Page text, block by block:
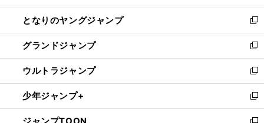
開
く
ン
ド
ウ
で
開
く
ウ
ィ
ン
ド
ウ
で
開
く
し
い
ウ
ィ
ン
ド
ウ
で
開
く
となりのヤングジャンプ
新
し
い
ウ
ィ
ン
ド
ウ
グランドジャンプ
新
し
い
ウ
ィ
ン
ウルトラジャンプ
新
し
い
ウ
少年ジャンプ+
新
し